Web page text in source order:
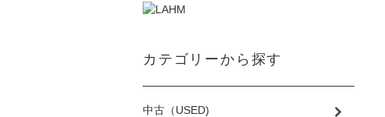
カテゴリーから探す
中古（USED)